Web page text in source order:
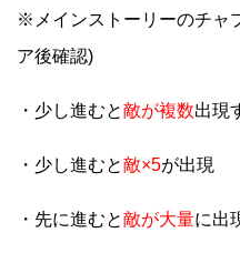
※メインストーリーのチャ
ア後確認)
・少し進むと敵が複数出現
・少し進むと敵×5が出現
・先に進むと敵が大量に出